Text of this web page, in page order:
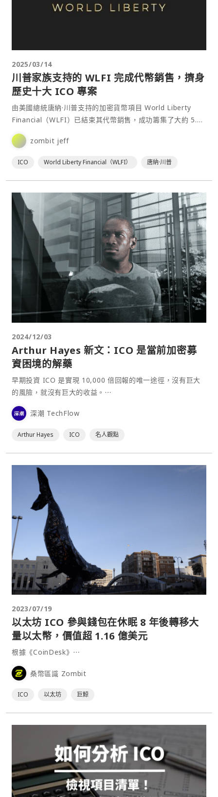
2025/03/14
川普家族支持的 WLFI 完成代幣銷售，擠身
歷史十大 ICO 專案
由美國總統唐納·川普支持的加密貨幣項目 World Liberty
Financial（WLFI）已結束其代幣銷售，成功籌集了大約 5.9
zombit jeff
ICO World Liberty Financial（WLFI） 唐納·川普
2024/12/03
Arthur Hayes 新文：ICO 是當前加密募
資困境的解藥
早期投資 ICO 是實現 10,000 倍回報的唯一途徑，沒有巨大
的風險，就沒有巨大的收益。⋯
深潮 TechFlow
Arthur Hayes ICO 名人觀點
2023/07/19
以太坊 ICO 參與錢包在休眠 8 年後轉移大
量以太幣，價值超 1.16 億美元
根據《CoinDesk》⋯
桑幣區識 Zombit
ICO 以太坊 巨鯨